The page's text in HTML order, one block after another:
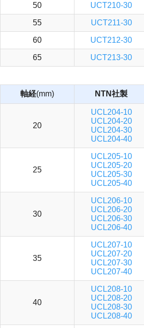
50 UCT210-30
55 UCT211-30
60 UCT212-30
65 UCT213-30
軸経(mm) NTN社製
20
UCL204-10
UCL204-20
UCL204-30
UCL204-40
25
UCL205-10
UCL205-20
UCL205-30
UCL205-40
30
UCL206-10
UCL206-20
UCL206-30
UCL206-40
35
UCL207-10
UCL207-20
UCL207-30
UCL207-40
40
UCL208-10
UCL208-20
UCL208-30
UCL208-40